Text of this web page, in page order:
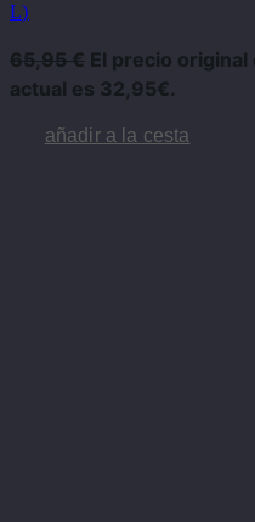
L)
65,95€ El precio
actual es 32,95€.
añadir a la cesta